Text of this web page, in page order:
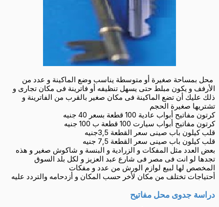
محل بمساحة صغيرة أو متوسطة يناسب وضع الماكينة و عدد من
الأرفف و يكون مبلط حتى يسهل تنظيفه أو فاترينة فى مكان تجارى و
ذلك عليك أن تضع الماكينة فى مكان صغير بالقرب من الفاترينة و
تشتريها صغيرة الحجم
كرتون مفاتيح أبواب عادية 100 قطعة بسعر 40 جنيه
كرتون مفاتيح أبواب سيارت 100 قطعة ب 100 جنيه
قلب كيلون باب صينى سعر القطعة 3,5جنيه
قلب كيلون باب صينى سعر القطعة 7,5 جنيه
بعض العدد مثل المفكات و الزرادية و البنسة و شاكوش صغير و هذه
تجدها لو انت فى مصر فى شارع عبد العزيز و لكل بلد السوق
المخصص لها لبيع لوازم الورش من عدد و مفكات
أحتياجات تختلف من مكان لأخر حسب المكان و أزدحامه والتردد عليه
دراسة جدوى محل مفاتيح